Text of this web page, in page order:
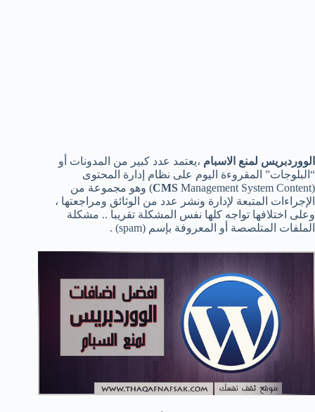
الووردبريس لمنع الاسبام ،يعتمد عدد كبير من المدونات أو
“البلوجات” المقروءة اليوم على نظام إدارة المحتوى
(
CMSManagement System Content) وهو مجموعة من
الإجراءات المتبعة لإدارة ونشر عدد من الوثائق ومراجعتها ،
وعلى اختلافها تواجه كلها نفس المشكلة تقريبا .. مشكلة
الملفات المتلصصة أو المعروفة بإسم (spam) .